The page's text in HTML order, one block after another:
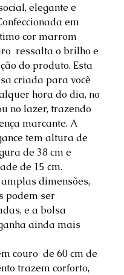
elegante e
em
cor marrom
ressalta o brilho e
do produto. Esta
criada para você
hora do dia, no
no lazer, trazendo
marcante. A
tem altura de
de 38 cm e
de 15 cm.
dimensões,
podem ser
e a bolsa
ainda mais
couro de 60 cm de
trazem corforto,